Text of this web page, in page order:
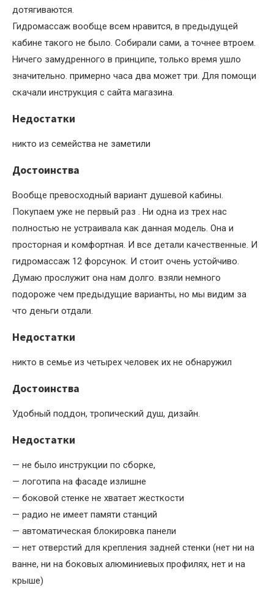
дотягиваются.
Гидромассаж вообще всем нравится, в предыдущей
кабине такого не было. Собирали сами, а точнее втроем.
Ничего замудренного в принципе, только время ушло
значительно. примерно часа два может три. Для помощи
скачали инструкция с сайта магазина.
Недостатки
никто из семейства не заметили
Достоинства
Вообще превосходный вариант душевой кабины.
Покупаем уже не первый раз . Ни одна из трех нас
полностью не устраивала как данная модель. Она и
просторная и комфортная. И все детали качественные. И
гидромассаж 12 форсунок. И стоит очень устойчиво.
Думаю прослужит она нам долго. взяли немного
подороже чем предыдущие варианты, но мы видим за
что деньги отдали.
Недостатки
никто в семье из четырех человек их не обнаружил
Достоинства
Удобный поддон, тропический душ, дизайн.
Недостатки
— не было инструкции по сборке,
— логотипа на фасаде излишне
— боковой стенке не хватает жесткости
— радио не имеет памяти станций
— автоматическая блокировка панели
— нет отверстий для крепления задней стенки (нет ни на
ванне, ни на боковых алюминиевых профилях, нет и на
крыше)